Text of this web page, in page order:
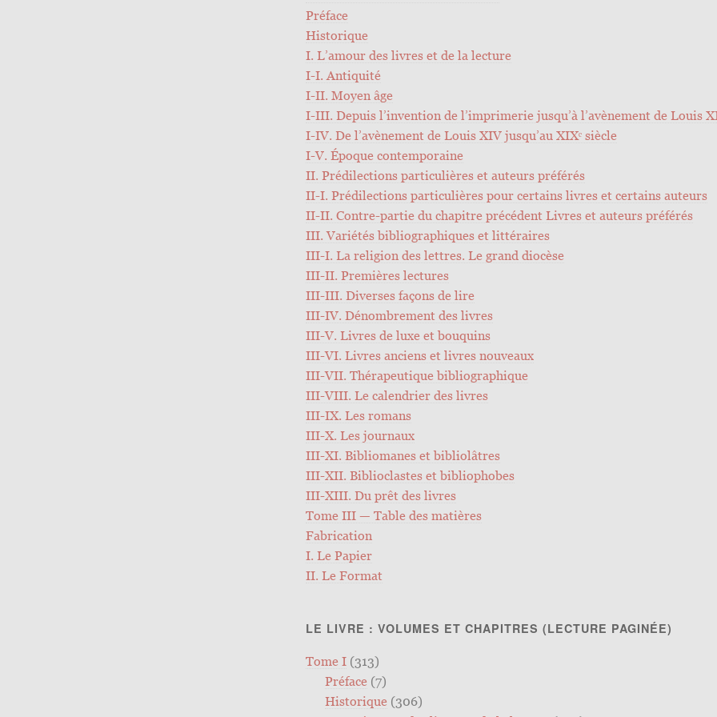
Préface
Historique
I. L’amour des livres et de la lecture
I-I. Antiquité
I-II. Moyen âge
I-III. Depuis l’invention de l’imprimerie jusqu’à l’avènement de Louis
I-IV. De l’avènement de Louis XIV jusqu’au XIXᵉ siècle
I-V. Époque contemporaine
II. Prédilections particulières et auteurs préférés
II-I. Prédilections particulières pour certains livres et certains auteurs
II-II. Contre-partie du chapitre précédent Livres et auteurs préférés
III. Variétés bibliographiques et littéraires
III-I. La religion des lettres. Le grand diocèse
III-II. Premières lectures
III-III. Diverses façons de lire
III-IV. Dénombrement des livres
III-V. Livres de luxe et bouquins
III-VI. Livres anciens et livres nouveaux
III-VII. Thérapeutique bibliographique
III-VIII. Le calendrier des livres
III-IX. Les romans
III-X. Les journaux
III-XI. Bibliomanes et bibliolâtres
III-XII. Biblioclastes et bibliophobes
III-XIII. Du prêt des livres
Tome III — Table des matières
Fabrication
I. Le Papier
II. Le Format
LE LIVRE : VOLUMES ET CHAPITRES (LECTURE PAGINÉE)
Tome I (313)
Préface (7)
Historique (306)